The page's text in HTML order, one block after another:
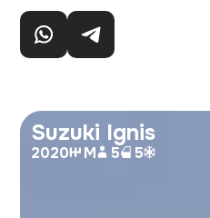
Suzuki Ignis
2020 M 5 5